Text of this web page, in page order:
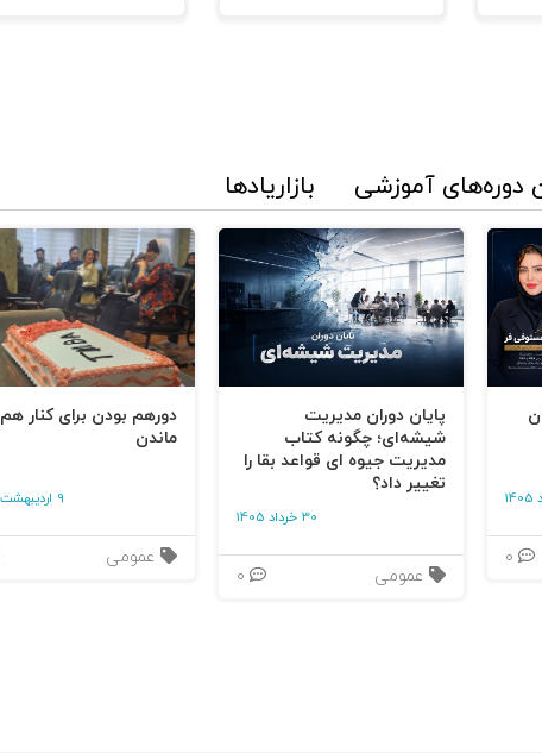
دوره‌های آموزشی بازاریادها
پایان دوران مدیریت
شیشه‌ای؛ چگونه کتاب
مدیریت جیوه‌ ای قواعد بقا را
تغییر داد؟
30 خرداد 1405
عمومی
دورهم بودن برای کنار هم
ماندن
9 اردیبهشت 1405
عمومی